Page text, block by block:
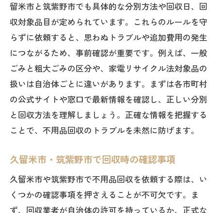
留米市と筑紫野市でも具体的な分別方法や回収日、回
収対象品目が定められています。これらのルールを守
らずに依頼すると、思わぬトラブルや追加費用の発生
につながるため、事前確認が重要です。例えば、一般
ごみと粗大ごみの区分や、家電リサイクル法対象品の
扱いは自治体ごとに違いがあります。まずは各市町村
の公式サイトや窓口で最新情報を確認し、正しい分別
と回収方法を理解しましょう。正確な情報を把握する
ことで、不用品回収のトラブルを未然に防げます。
久留米市・筑紫野市で回収時の確認事項
久留米市や筑紫野市で不用品回収を依頼する際は、い
くつかの確認事項を押さえることが不可欠です。ま
ず、回収業者が自治体の許可を持っているか、正式な